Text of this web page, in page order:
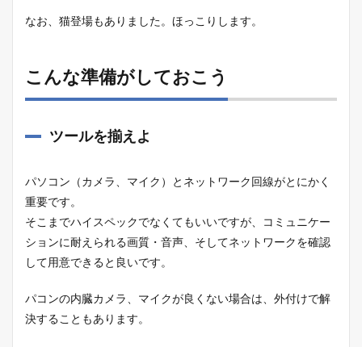
なお、猫登場もありました。ほっこりします。
こんな準備がしておこう
ツールを揃えよ
パソコン（カメラ、マイク）とネットワーク回線がとにかく
重要です。
そこまでハイスペックでなくてもいいですが、コミュニケー
ションに耐えられる画質・音声、そしてネットワークを確認
して用意できると良いです。
パコンの内臓カメラ、マイクが良くない場合は、外付けで解
決することもあります。